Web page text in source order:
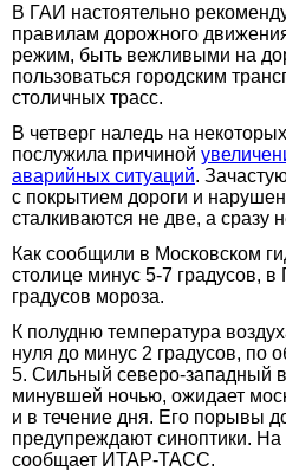
В ГАИ настоятельно
правилам дорожного
режим, быть вежливыми на
пользоваться городским
столичных трасс.
В четверг наледь на
послужила причиной
аварийных ситуаций.
с покрытием дороги и
сталкиваются не две, а сразу
Как сообщили в Московском
столице минус 5-7 градусов,
градусов мороза.
К полудню температура
нуля до минус 2 градусов, по
5. Сильный северо-западный
минувшей ночью, ожидает
и в течение дня. Его порывы
предупреждают синоптики. На
сообщает ИТАР-ТАСС.